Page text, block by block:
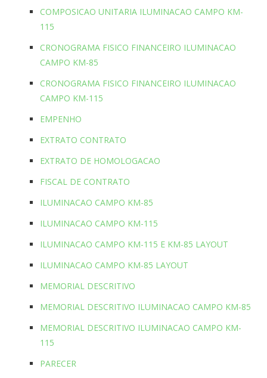
COMPOSICAO UNITARIA ILUMINACAO CAMPO KM-
115
CRONOGRAMA FISICO FINANCEIRO ILUMINACAO
CAMPO KM-85
CRONOGRAMA FISICO FINANCEIRO ILUMINACAO
CAMPO KM-115
EMPENHO
EXTRATO CONTRATO
EXTRATO DE HOMOLOGACAO
FISCAL DE CONTRATO
ILUMINACAO CAMPO KM-85
ILUMINACAO CAMPO KM-115
ILUMINACAO CAMPO KM-115 E KM-85 LAYOUT
ILUMINACAO CAMPO KM-85 LAYOUT
MEMORIAL DESCRITIVO
MEMORIAL DESCRITIVO ILUMINACAO CAMPO KM-85
MEMORIAL DESCRITIVO ILUMINACAO CAMPO KM-
115
PARECER